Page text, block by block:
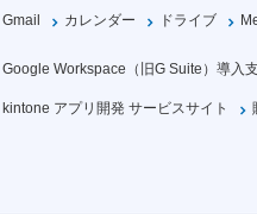
Gmail カレンダー ドライブ
Google Workspace（旧G Suite）導入
kintone アプリ開発 サービスサイト